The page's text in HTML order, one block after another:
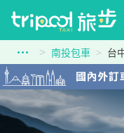
南投包車 台